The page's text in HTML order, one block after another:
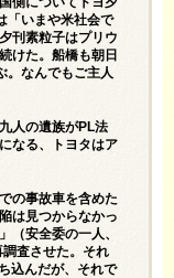
「いまや米社会で
刊素粒子はプリウ
けた。船橋も朝日
。なんでもご主人
人の遺族がPL法
なる、トヨタはア
の事故車を含めた
は見つからなかっ
（安全委の一人、
査させた。それ
込んだが、それで